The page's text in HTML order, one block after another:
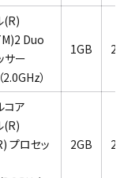
(R)
Duo
サー
）
1GB
コア
(R)
プロセッ
2GB